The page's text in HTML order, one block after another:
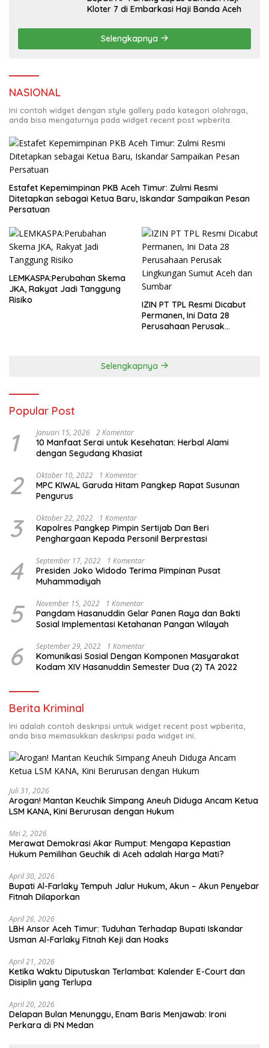
Kloter 7 di Embarkasi Haji Banda Aceh
Selengkapnya
NASIONAL
Ini contoh widget dengan style gallery pada kategori olahraga,
anda bisa mengaturnya pada widget recent post wpberita.
Estafet Kepemimpinan PKB Aceh Timur: Zulmi Resmi
Ditetapkan sebagai Ketua Baru, Iskandar Sampaikan Pesan
Persatuan
LEMKASPA:Perubahan Skema
JKA, Rakyat Jadi Tanggung
Risiko
IZIN PT TPL Resmi Dicabut
Permanen, Ini Data 28
Perusahaan Perusak
Selengkapnya
Popular Post
1 Januari 15, 2026 2 Komentar
10 Manfaat Serai untuk Kesehatan: Herbal Alami
dengan Segudang Khasiat
2 Oktober 10, 2022 1 Komentar
MPC KIWAL Garuda Hitam Pangkep Rapat Susunan
Pengurus
3 Oktober 22, 2022 1 Komentar
Kapolres Pangkep Pimpin Sertijab Dan Beri
Penghargaan Kepada Personil Berprestasi
4 September 17, 2022 1 Komentar
Presiden Joko Widodo Terima Pimpinan Pusat
Muhammadiyah
5 November 15, 2022 1 Komentar
Pangdam Hasanuddin Gelar Panen Raya dan Bakti
Sosial Implementasi Ketahanan Pangan Wilayah
6 September 29, 2022 1 Komentar
Komunikasi Sosial Dengan Komponen Masyarakat
Kodam XIV Hasanuddin Semester Dua (2) TA 2022
Berita Kriminal
Ini adalah contoh deskripsi untuk widget recent post wpberita,
anda bisa memasukkan deskripsi pada widget ini.
Juli 31, 2026
Arogan! Mantan Keuchik Simpang Aneuh Diduga Ancam Ketua
LSM KANA, Kini Berurusan dengan Hukum
Mei 2, 2026
Merawat Demokrasi Akar Rumput: Mengapa Kepastian
April 30, 2026
Bupati Al-Farlaky Tempuh Jalur Hukum, Akun – Akun Penyebar
Fitnah Dilaporkan
April 26, 2026
LBH Ansor Aceh Timur: Tuduhan Terhadap Bupati Iskandar
Usman Al-Farlaky Fitnah Keji dan Hoaks
April 21, 2026
Ketika Waktu Diputuskan Terlambat: Kalender E-Court dan
Disiplin yang Terlupa
April 20, 2026
Delapan Bulan Menunggu, Enam Baris Menjawab: Ironi
Perkara di PN Medan